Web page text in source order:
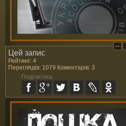
Цей запис
Рейтинг: 4
Переглядів: 1079 Коментарів: 3
Поділитись